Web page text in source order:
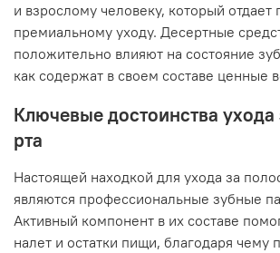
и взрослому человеку, который отдает
премиальному уходу. Десертные
положительно влияют на состояние
как содержат в своем составе ценные
Ключевые достоинства ухода
рта
Настоящей находкой для ухода за
являются профессиональные зубные
Активный компонент в их составе
налет и остатки пищи, благодаря чему